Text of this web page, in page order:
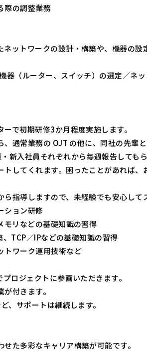
際の調整業務
ットワークの設計・構築や、機器の設
器（ルーター、スイッチ）の選定／ネ
で初期研修3か月程度実施します。
、通常業務の OJT の他に、同社の先輩
新入社員それぞれから毎週報告しても
トしてくれます。困ったことがあれば
指導しますので、未経験でも安心して
ション研修
リなどの基礎知識の習得
TCP／IPなどの基礎知識の習得
ワーク運用技術など
ロジェクトに参画いただきます。
付きます。
、サポートは継続します。
た多彩なキャリア構築が可能です。